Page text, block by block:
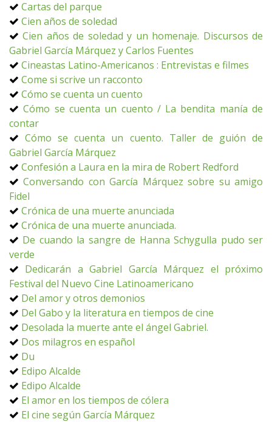
Cartas del parque
Cien años de soledad
Cien años de soledad y un homenaje. Discursos de
Gabriel García Márquez y Carlos Fuentes
Cineastas Latino-Americanos : Entrevistas e filmes
Come si scrive un racconto
Cómo se cuenta un cuento
Cómo se cuenta un cuento / La bendita manía de
contar
Cómo se cuenta un cuento. Taller de guión de
Gabriel García Márquez
Confesión a Laura en la mira de Robert Redford
Conversando con García Márquez sobre su amigo
Fidel
Crónica de una muerte anunciada
Crónica de una muerte anunciada.
De cuando la sangre de Hanna Schygulla pudo ser
verde
Dedicarán a Gabriel García Márquez el próximo
Festival del Nuevo Cine Latinoamericano
Del amor y otros demonios
Del Gabo y la literatura en tiempos de cine
Desolada la muerte ante el ángel Gabriel.
Dos milagros en español
Du
Edipo Alcalde
Edipo Alcalde
El amor en los tiempos de cólera
El cine según García Márquez